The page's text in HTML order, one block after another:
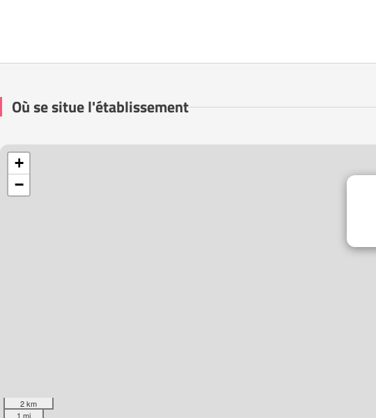
Où se situe l'établissement
+
−
2 km
1 mi